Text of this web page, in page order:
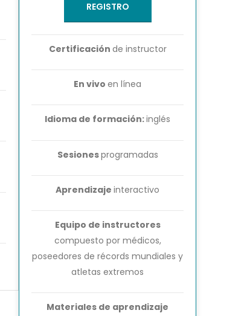
REGISTRO
Certificación de instructor
En vivo en línea
Idioma de formación:inglés
Sesionesprogramadas
Aprendizaje interactivo
Equipo de instructores
compuesto por médicos,
poseedores de récords mundiales y
atletas extremos
Materiales de aprendizaje